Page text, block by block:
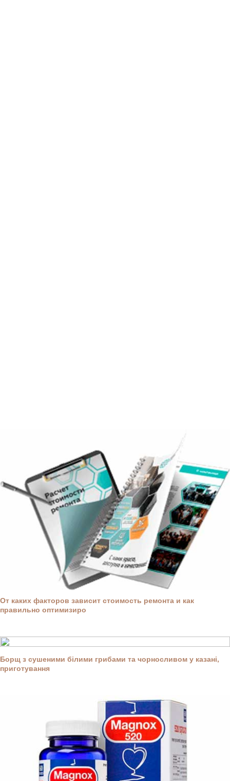
От каких факторов зависит стоимость ремонта и как
правильно оптимизиро
Борщ з сушеними білими грибами та чорносливом у казані,
приготування